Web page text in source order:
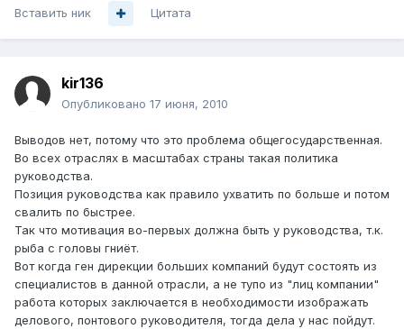
Вставить ник Цитата
kir136
Опубликовано 17 июня, 2010
Выводов нет, потому что это проблема общегосударственная.
Во всех отраслях в масштабах страны такая политика
руководства.
Позиция руководства как правило ухватить по больше и потом
свалить по быстрее.
Так что мотивация во-первых должна быть у руководства, т.к.
рыба с головы гниёт.
Вот когда ген дирекции больших компаний будут состоять из
специалистов в данной отрасли, а не тупо из "лиц компании"
работа которых заключается в необходимости изображать
делового, понтового руководителя, тогда дела у нас пойдут.